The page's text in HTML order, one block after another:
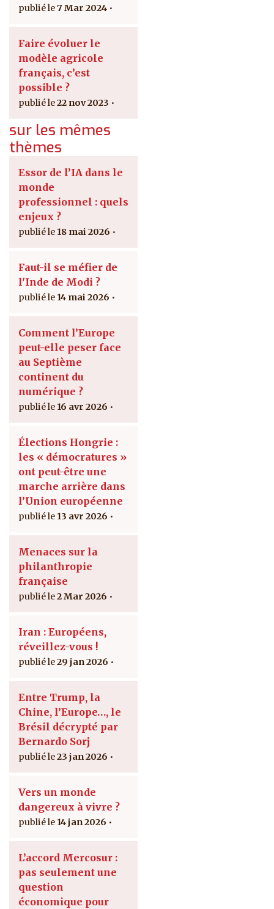
7 Mar 2024
Faire évoluer le
modèle agricole
français, c’est
possible ?
22 nov 2023
sur les mêmes
thèmes
Essor de l’IA dans le
monde
professionnel : quels
enjeux ?
18 mai 2026
Faut-il se méfier de
l'Inde de Modi ?
14 mai 2026
Comment l’Europe
peut-elle peser face
au Septième
continent du
numérique ?
16 avr 2026
Élections Hongrie :
les « démocratures »
ont peut-être une
marche arrière dans
l’Union européenne
13 avr 2026
Menaces sur la
philanthropie
française
2 Mar 2026
Iran : Européens,
réveillez-vous !
29 jan 2026
Entre Trump, la
Chine, l’Europe…, le
Brésil décrypté par
Bernardo Sorj
23 jan 2026
Vers un monde
dangereux à vivre ?
14 jan 2026
L’accord Mercosur :
pas seulement une
question
économique pour